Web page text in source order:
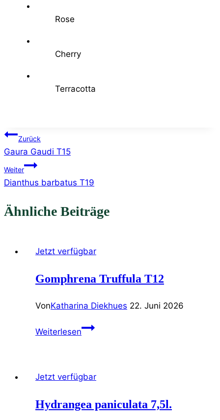
Rose
Cherry
Terracotta
Beitragsnavigation
Zurück
Gaura Gaudi T15
Weiter
Dianthus barbatus T19
Ähnliche Beiträge
Jetzt verfügbar
Gomphrena Truffula T12
VonKatharina Diekhues 22. Juni 2026
WeiterlesenGomphrena
Jetzt verfügbar
Hydrangea paniculata 7,5l.